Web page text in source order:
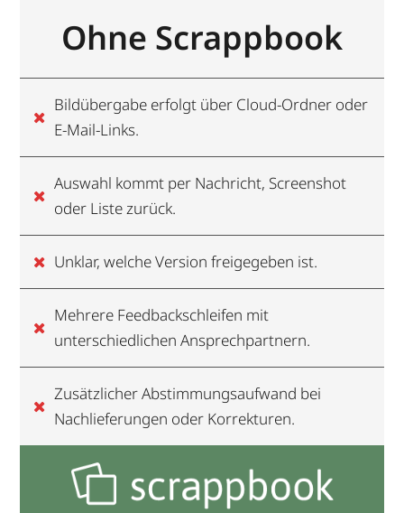
Ohne Scrappbook
Bildübergabe erfolgt über Cloud-Ordner oder
E-Mail-Links.
Auswahl kommt per Nachricht, Screenshot
oder Liste zurück.
Unklar, welche Version freigegeben ist.
Mehrere Feedbackschleifen mit
unterschiedlichen Ansprechpartnern.
Zusätzlicher Abstimmungsaufwand bei
Nachlieferungen oder Korrekturen.